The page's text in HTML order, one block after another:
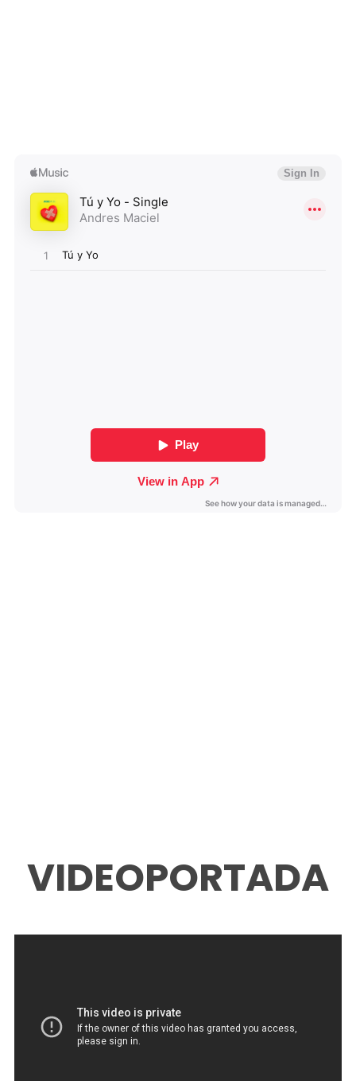
VIDEOPORTADA